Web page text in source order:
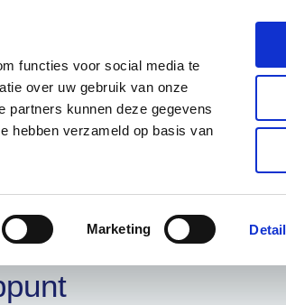
functies voor social media te
over uw gebruik van onze
partners kunnen deze gegevens
hebben verzameld op basis van
Marketing
aanmelden helpdesk
ons Informatie